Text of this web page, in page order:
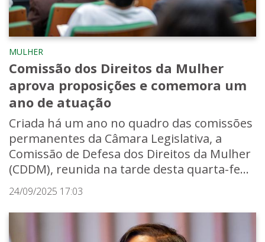
MULHER
Comissão dos Direitos da Mulher
aprova proposições e comemora um
ano de atuação
Criada há um ano no quadro das comissões
permanentes da Câmara Legislativa, a
Comissão de Defesa dos Direitos da Mulher
(CDDM), reunida na tarde desta quarta-fe...
24/09/2025 17:03